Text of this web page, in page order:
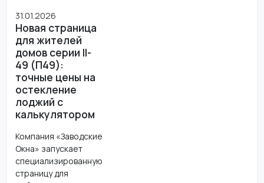
31.01.2026
Новая страница
для жителей
домов серии II-
49 (П49):
точные цены на
остекление
лоджий с
калькулятором
Компания «Заводские
Окна» запускает
специализированную
страницу для